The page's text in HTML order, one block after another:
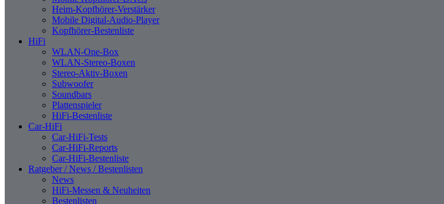
Heim-Kopfhörer-Verstärker
Mobile Digital-Audio-Player
Kopfhörer-Bestenliste
HiFi
WLAN-One-Box
WLAN-Stereo-Boxen
Stereo-Aktiv-Boxen
Subwoofer
Soundbars
Plattenspieler
HiFi-Bestenliste
Car-HiFi
Car-HiFi-Tests
Car-HiFi-Reports
Car-HiFi-Bestenliste
Ratgeber / News / Bestenlisten
News
HiFi-Messen & Neuheiten
Bestenlisten